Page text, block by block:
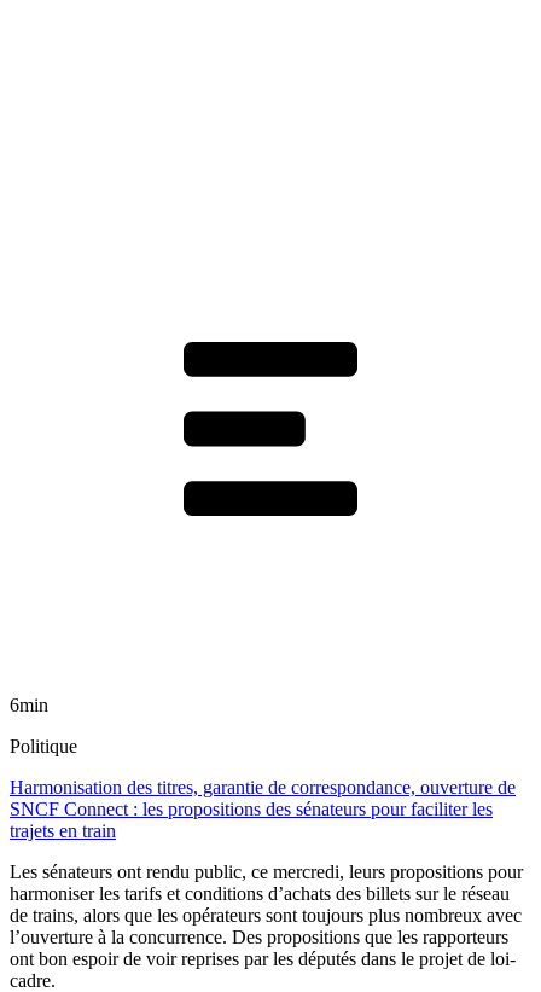
6min
Politique
Harmonisation des titres, garantie de correspondance, ouverture de
SNCF Connect : les propositions des sénateurs pour faciliter les
trajets en train
Les sénateurs ont rendu public, ce mercredi, leurs propositions pour
harmoniser les tarifs et conditions d’achats des billets sur le réseau
de trains, alors que les opérateurs sont toujours plus nombreux avec
l’ouverture à la concurrence. Des propositions que les rapporteurs
ont bon espoir de voir reprises par les députés dans le projet de loi-
cadre.